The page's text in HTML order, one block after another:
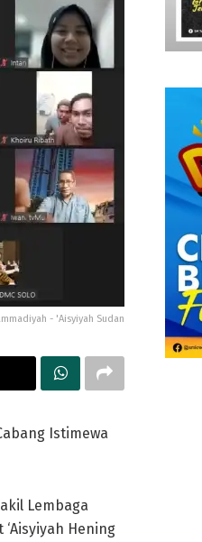
- 'Aisyiyah Sudan
Istimewa
Lembaga
Hening